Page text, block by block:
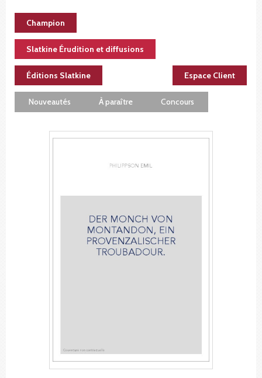
Champion
Slatkine Érudition et diffusions
Éditions Slatkine Espace Client
Nouveautés À paraître Concours